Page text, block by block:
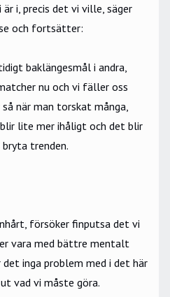
i, precis det vi ville, säger
och fortsätter:
baklängesmål i andra,
nu och vi fäller oss
när man torskat många,
lite mer ihåligt och det blir
trenden.
försöker finputsa det vi
vara med bättre mentalt
inga problem med i det här
vad vi måste göra.